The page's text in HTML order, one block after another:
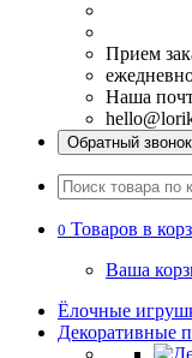
Прием
Наша
Обратный звонок
0 Товаров в
Ваша
Ёлочные
Декоративные